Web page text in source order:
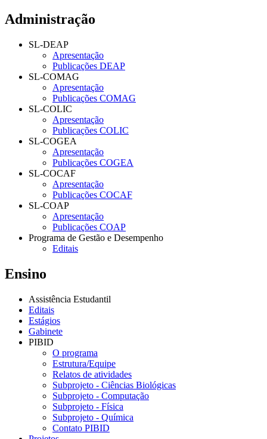
Administração
SL-DEAP
Apresentação
Publicações DEAP
SL-COMAG
Apresentação
Publicações COMAG
SL-COLIC
Apresentação
Publicações COLIC
SL-COGEA
Apresentação
Publicações COGEA
SL-COCAF
Apresentação
Publicações COCAF
SL-COAP
Apresentação
Publicações COAP
Programa de Gestão e Desempenho
Editais
Ensino
Assistência Estudantil
Editais
Estágios
Gabinete
PIBID
O programa
Estrutura/Equipe
Relatos de atividades
Subprojeto - Ciências Biológicas
Subprojeto - Computação
Subprojeto - Física
Subprojeto - Química
Contato PIBID